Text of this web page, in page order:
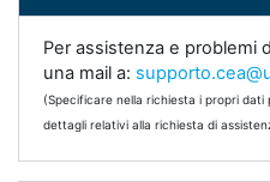
Per assistenza e problemi
una mail a:
(Specificare nella richiesta i propri
dettagli relativi alla richiesta di